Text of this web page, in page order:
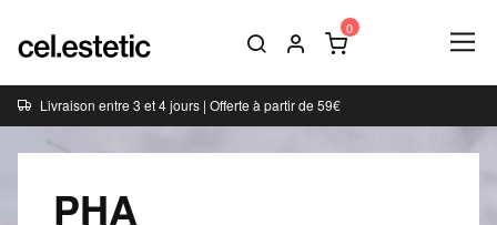
Livraison entre 3 et 4 jours | Offerte à partir de 59€
PHA